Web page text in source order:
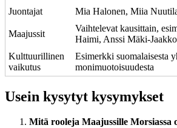
Juontajat
Mia Halonen, Miia
Maajussit
Vaihtelevat kausittain,
Haimi, Anssi Mäki-
Kulttuurillinen
vaikutus
Esimerkki suomalaisesta
monimuotoisuudesta
Usein kysytyt kysymykset
Mitä rooleja Maajussille Morsiassa